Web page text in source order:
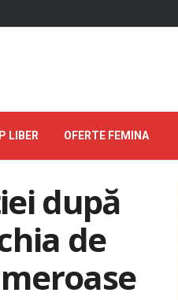
LIBER OFERTE FEMINA
după
de